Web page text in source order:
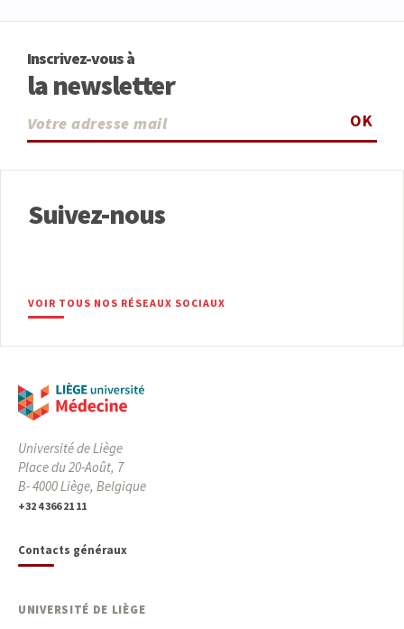
Inscrivez-vous à
la newsletter
OK
Suivez-nous
VOIR TOUS NOS RÉSEAUX SOCIAUX
Université de Liège
Place du 20-Août, 7
B- 4000 Liège, Belgique
+32 4 366 21 11
Contacts généraux
UNIVERSITÉ DE LIÈGE